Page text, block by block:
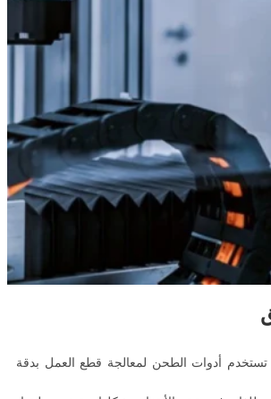
تستخدم أدوات الطحن لمعالجة قطع العمل بدقة